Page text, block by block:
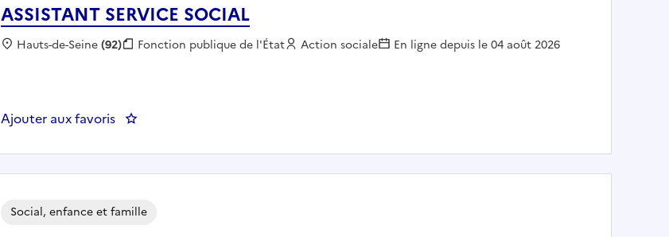
ASSISTANT SERVICE SOCIAL
Localisation :
Hauts-de-Seine(92) Fonction publique :
Fonction publique de l'État Employeur :
Action sociale En ligne depuis le 04 août 2026
Ajouter aux favoris : ASSISTANT SERVICE SOCIAL
Social, enfance et famille